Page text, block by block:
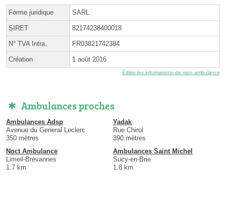
Forme juridique SARL
SIRET 82174238400018
N° TVA Intra. FR03821742384
Création 1 août 2016
Éditer les informations de mon ambulance
Ambulances proches
Ambulances Adsp
Avenue du General Leclerc
350 mètres
Yadak
Rue Chirol
390 mètres
Noct Ambulance
Limeil-Brévannes
1.7 km
Ambulances Saint Michel
Sucy-en-Brie
1.8 km